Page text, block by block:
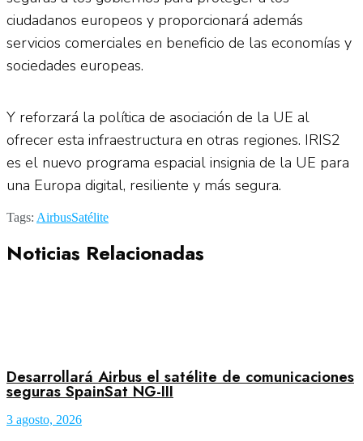
ciudadanos europeos y proporcionará además
servicios comerciales en beneficio de las economías y
sociedades europeas.
Y reforzará la política de asociación de la UE al
ofrecer esta infraestructura en otras regiones. IRIS2
es el nuevo programa espacial insignia de la UE para
una Europa digital, resiliente y más segura.
Tags: AirbusSatélite
Noticias Relacionadas
Desarrollará Airbus el satélite de comunicaciones
seguras SpainSat NG-III
3 agosto, 2026